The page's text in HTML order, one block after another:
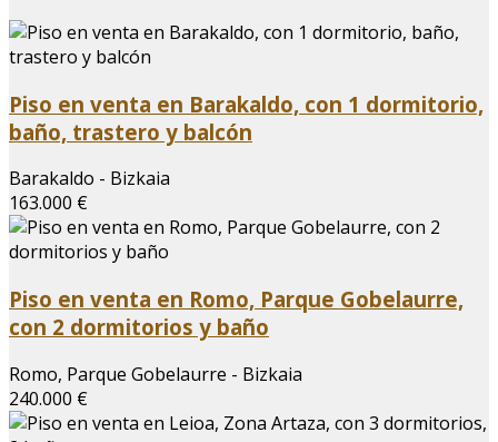
Piso en venta en Barakaldo, con 1 dormitorio,
baño, trastero y balcón
Barakaldo - Bizkaia
163.000 €
Piso en venta en Romo, Parque Gobelaurre,
con 2 dormitorios y baño
Romo, Parque Gobelaurre - Bizkaia
240.000 €